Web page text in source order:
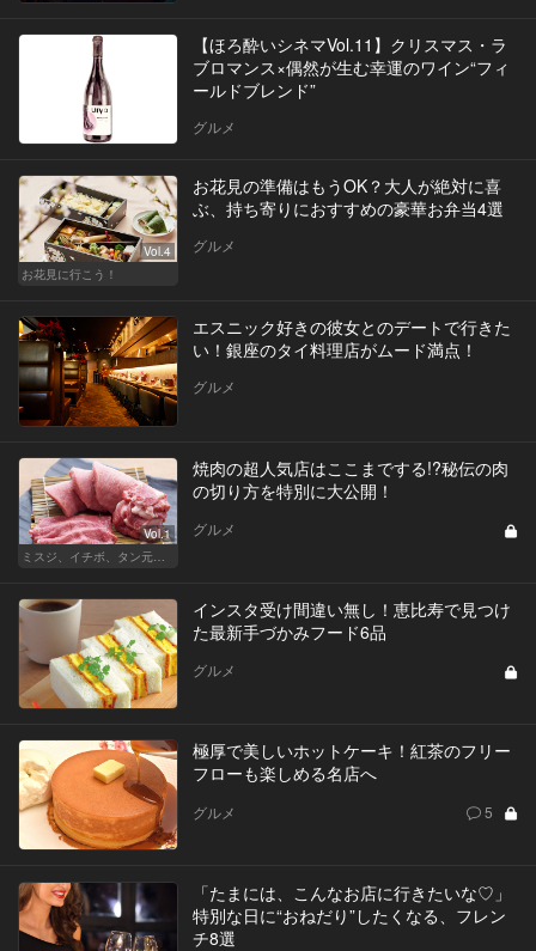
【ほろ酔いシネマVol.11】クリスマス・ラ
ブロマンス×偶然が生む幸運のワイン“フィ
ールドブレンド”
グルメ
Vol.4
お花見に行こう！
お花見の準備はもうOK？大人が絶対に喜
ぶ、持ち寄りにおすすめの豪華お弁当4選
グルメ
エスニック好きの彼女とのデートで行きた
い！銀座のタイ料理店がムード満点！
グルメ
Vol.1
ミスジ、イチボ、タン元…焼肉は好きな部位で店を選ぶべし！
焼肉の超人気店はここまでする!?秘伝の肉
の切り方を特別に大公開！
グルメ
インスタ受け間違い無し！恵比寿で見つけ
た最新手づかみフード6品
グルメ
極厚で美しいホットケーキ！紅茶のフリー
フローも楽しめる名店へ
グルメ 5
「たまには、こんなお店に行きたいな♡」
特別な日に“おねだり”したくなる、フレン
チ8選